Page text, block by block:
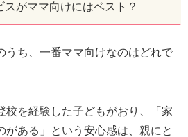
スがママ向けにはベスト？
うち、一番ママ向けなのはどれで
校を経験した子どもがおり、「家
がある」という安心感は、親にと